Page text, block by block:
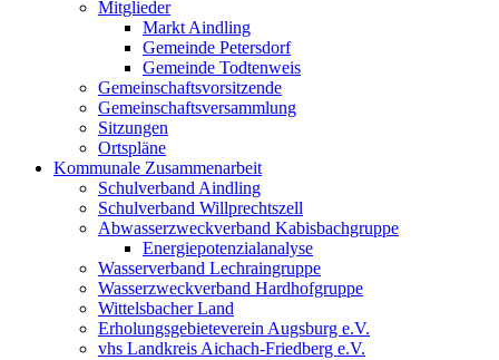
Mitglieder
Markt Aindling
Gemeinde Petersdorf
Gemeinde Todtenweis
Gemeinschaftsvorsitzende
Gemeinschaftsversammlung
Sitzungen
Ortspläne
Kommunale Zusammenarbeit
Schulverband Aindling
Schulverband Willprechtszell
Abwasserzweckverband Kabisbachgruppe
Energiepotenzialanalyse
Wasserverband Lechraingruppe
Wasserzweckverband Hardhofgruppe
Wittelsbacher Land
Erholungsgebieteverein Augsburg e.V.
vhs Landkreis Aichach-Friedberg e.V.